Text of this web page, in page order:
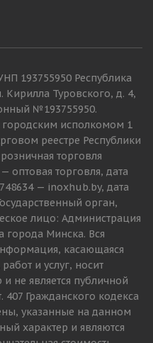
193755950 Республика
Кирилла Туровского, д. 4,
№193755950.
исполкомом 1
реестре Республики
торговля
оптовая торговля, дата
— inoxhub.by, дата
орган,
лицо: Администрация
города Минска. Вся
касающаяся
и услуг, носит
не является публичной
Гражданского кодекса
указанные на данном
характер и являются